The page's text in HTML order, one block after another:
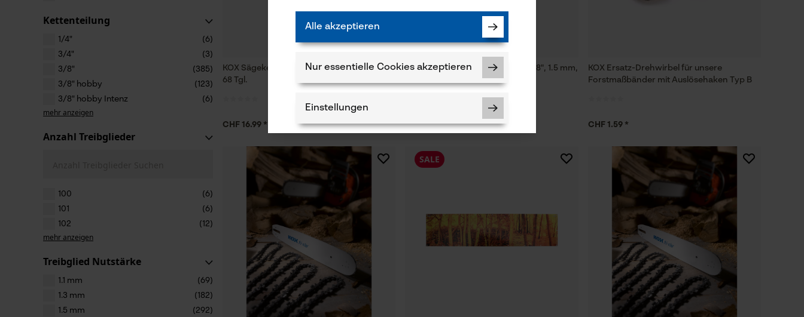
Kettenteilung
1/4"
(6)
3/4"
(3)
3/8"
(385)
3/8" hobby
(123)
3/8" hobby Intenz
(6)
mehr anzeigen
Anzahl Treibglieder
100
(6)
101
(6)
102
(12)
mehr anzeigen
Treibglied Nutstärke
1.1 mm
(69)
1.3 mm
(182)
1.5 mm
(292)
KOX Sägeketten Halbmeißel 404", 1.6 mm,
68 Tgl.
CHF 16.99 *
KOX Tri-Star Führungsschiene 3/8", 1.5 mm,
CHF 28.73 *
KOX Ersatz-Drehwirbel für unsere
Forstmaßbänder mit Auslösehaken Typ B
CHF 1.59 *
SALE
Alle akzeptieren
Nur essentielle Cookies akzeptieren
Einstellungen
Notwendige Cookies
Prüfung setzen von Cookies
Session ID
Datenverarbeitung